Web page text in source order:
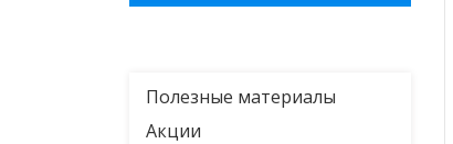
Полезные материалы
Акции